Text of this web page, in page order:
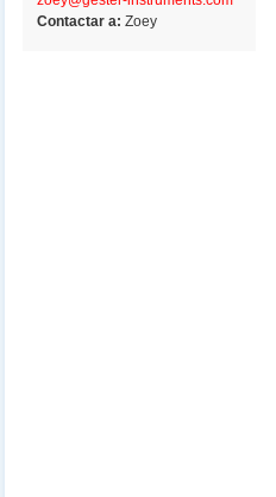
Contactar a:Zoey